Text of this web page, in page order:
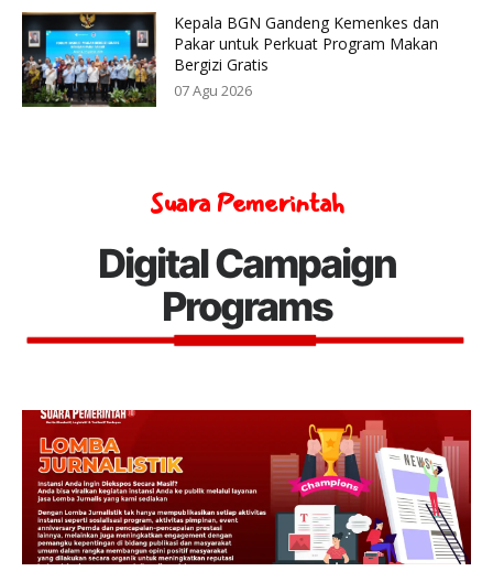
Kepala BGN Gandeng Kemenkes dan
Pakar untuk Perkuat Program Makan
Bergizi Gratis
07 Agu 2026
Suara Pemerintah
Digital Campaign
Programs